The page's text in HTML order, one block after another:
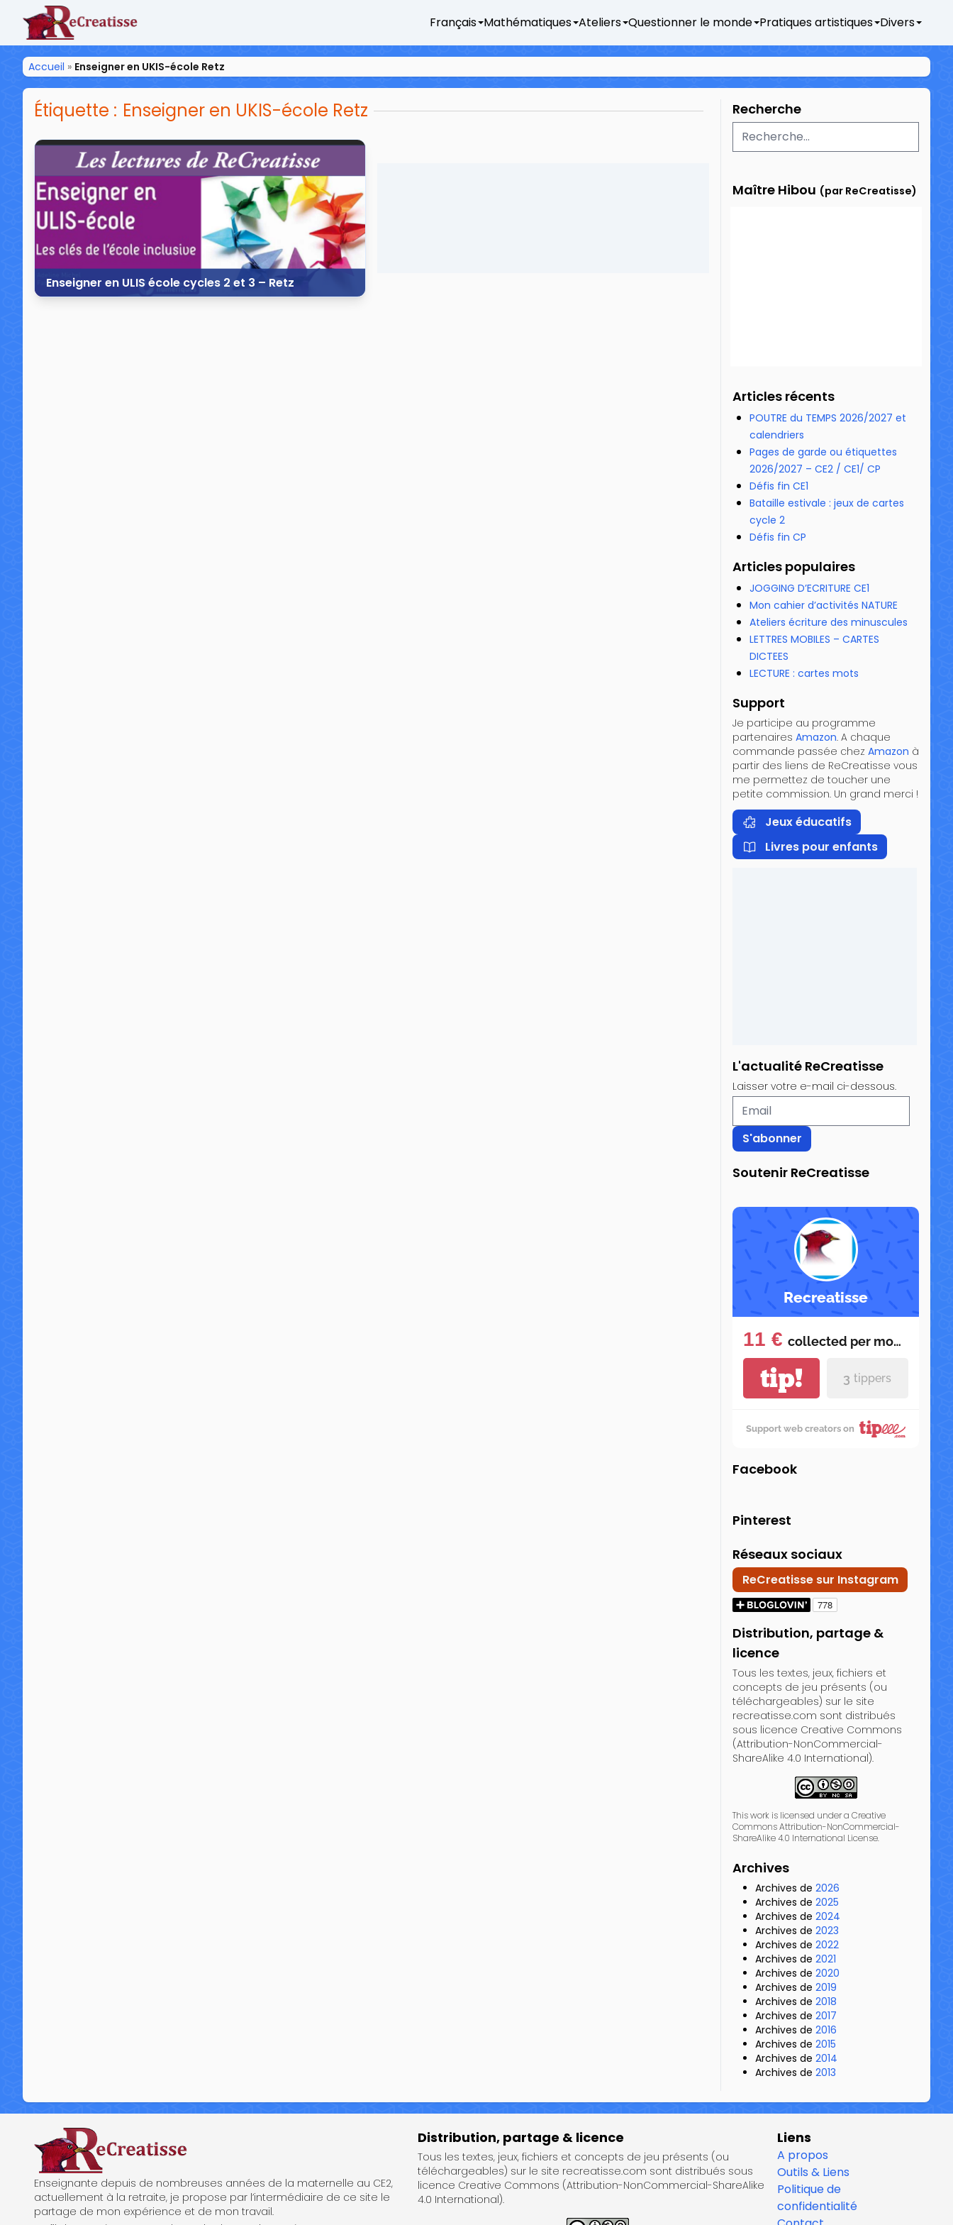
ReCreatisse
Français Mathématiques Ateliers Questionner le monde Pratiques artistiques Divers
Accueil » Enseigner en UKIS-école Retz
Étiquette : Enseigner en UKIS-école Retz
Enseigner en ULIS école cycles 2 et 3 – Retz
Recherche
Maître Hibou (par ReCreatisse)
Articles récents
POUTRE du TEMPS 2026/2027 et
calendriers
Pages de garde ou étiquettes
2026/2027 – CE2 / CE1/ CP
Défis fin CE1
Bataille estivale : jeux de cartes
cycle 2
Défis fin CP
Articles populaires
JOGGING D’ECRITURE CE1
Mon cahier d’activités NATURE
Ateliers écriture des minuscules
LETTRES MOBILES – CARTES
DICTEES
LECTURE : cartes mots
Support
Je participe au programme
partenaires Amazon. A chaque
commande passée chez Amazon à
partir des liens de ReCreatisse vous
me permettez de toucher une
petite commission. Un grand merci !
Jeux éducatifs
Livres pour enfants
L'actualité ReCreatisse
Laisser votre e-mail ci-dessous.
Soutenir ReCreatisse
Recreatisse
11 € collected per month
tip! 3 tippers
Support web creators on
Facebook
Pinterest
Réseaux sociaux
ReCreatisse sur Instagram
Distribution, partage &
licence
Tous les textes, jeux, fichiers et
concepts de jeu présents (ou
téléchargeables) sur le site
recreatisse.com sont distribués
sous licence Creative Commons
(Attribution-NonCommercial-
ShareAlike 4.0 International).
This work is licensed under a Creative
Commons Attribution-NonCommercial-
ShareAlike 4.0 International License.
Archives
Archives de 2026
Archives de 2025
Archives de 2024
Archives de 2023
Archives de 2022
Archives de 2021
Archives de 2020
Archives de 2019
Archives de 2018
Archives de 2017
Archives de 2016
Archives de 2015
Archives de 2014
Archives de 2013
ReCreatisse
Enseignante depuis de nombreuses années de la maternelle au CE2,
actuellement à la retraite, je propose par l’intermédiaire de ce site le
partage de mon expérience et de mon travail.
Distribution, partage & licence
Tous les textes, jeux, fichiers et concepts de jeu présents (ou
téléchargeables) sur le site recreatisse.com sont distribués sous
licence Creative Commons (Attribution-NonCommercial-ShareAlike
4.0 International).
Liens
A propos
Outils & Liens
Politique de
confidentialité